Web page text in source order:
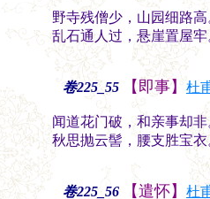
野寺残僧少，山园细路
乱石通人过，悬崖置屋
卷225_55 【即事】 杜
闻道花门破，和亲事却
秋思抛云髻，腰支胜宝
卷225_56 【遣怀】 杜